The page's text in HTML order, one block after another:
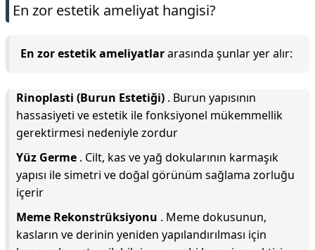
En zor estetik ameliyat hangisi?
En zor estetik ameliyatlararasında şunlar yer alır:
Rinoplasti (Burun Estetiği) . Burun yapısının
hassasiyeti ve estetik ile fonksiyonel mükemmellik
gerektirmesi nedeniyle zordur
Yüz Germe . Cilt, kas ve yağ dokularının karmaşık
yapısı ile simetri ve doğal görünüm sağlama zorluğu
içerir
Meme Rekonstrüksiyonu . Meme dokusunun,
kasların ve derinin yeniden yapılandırılması için